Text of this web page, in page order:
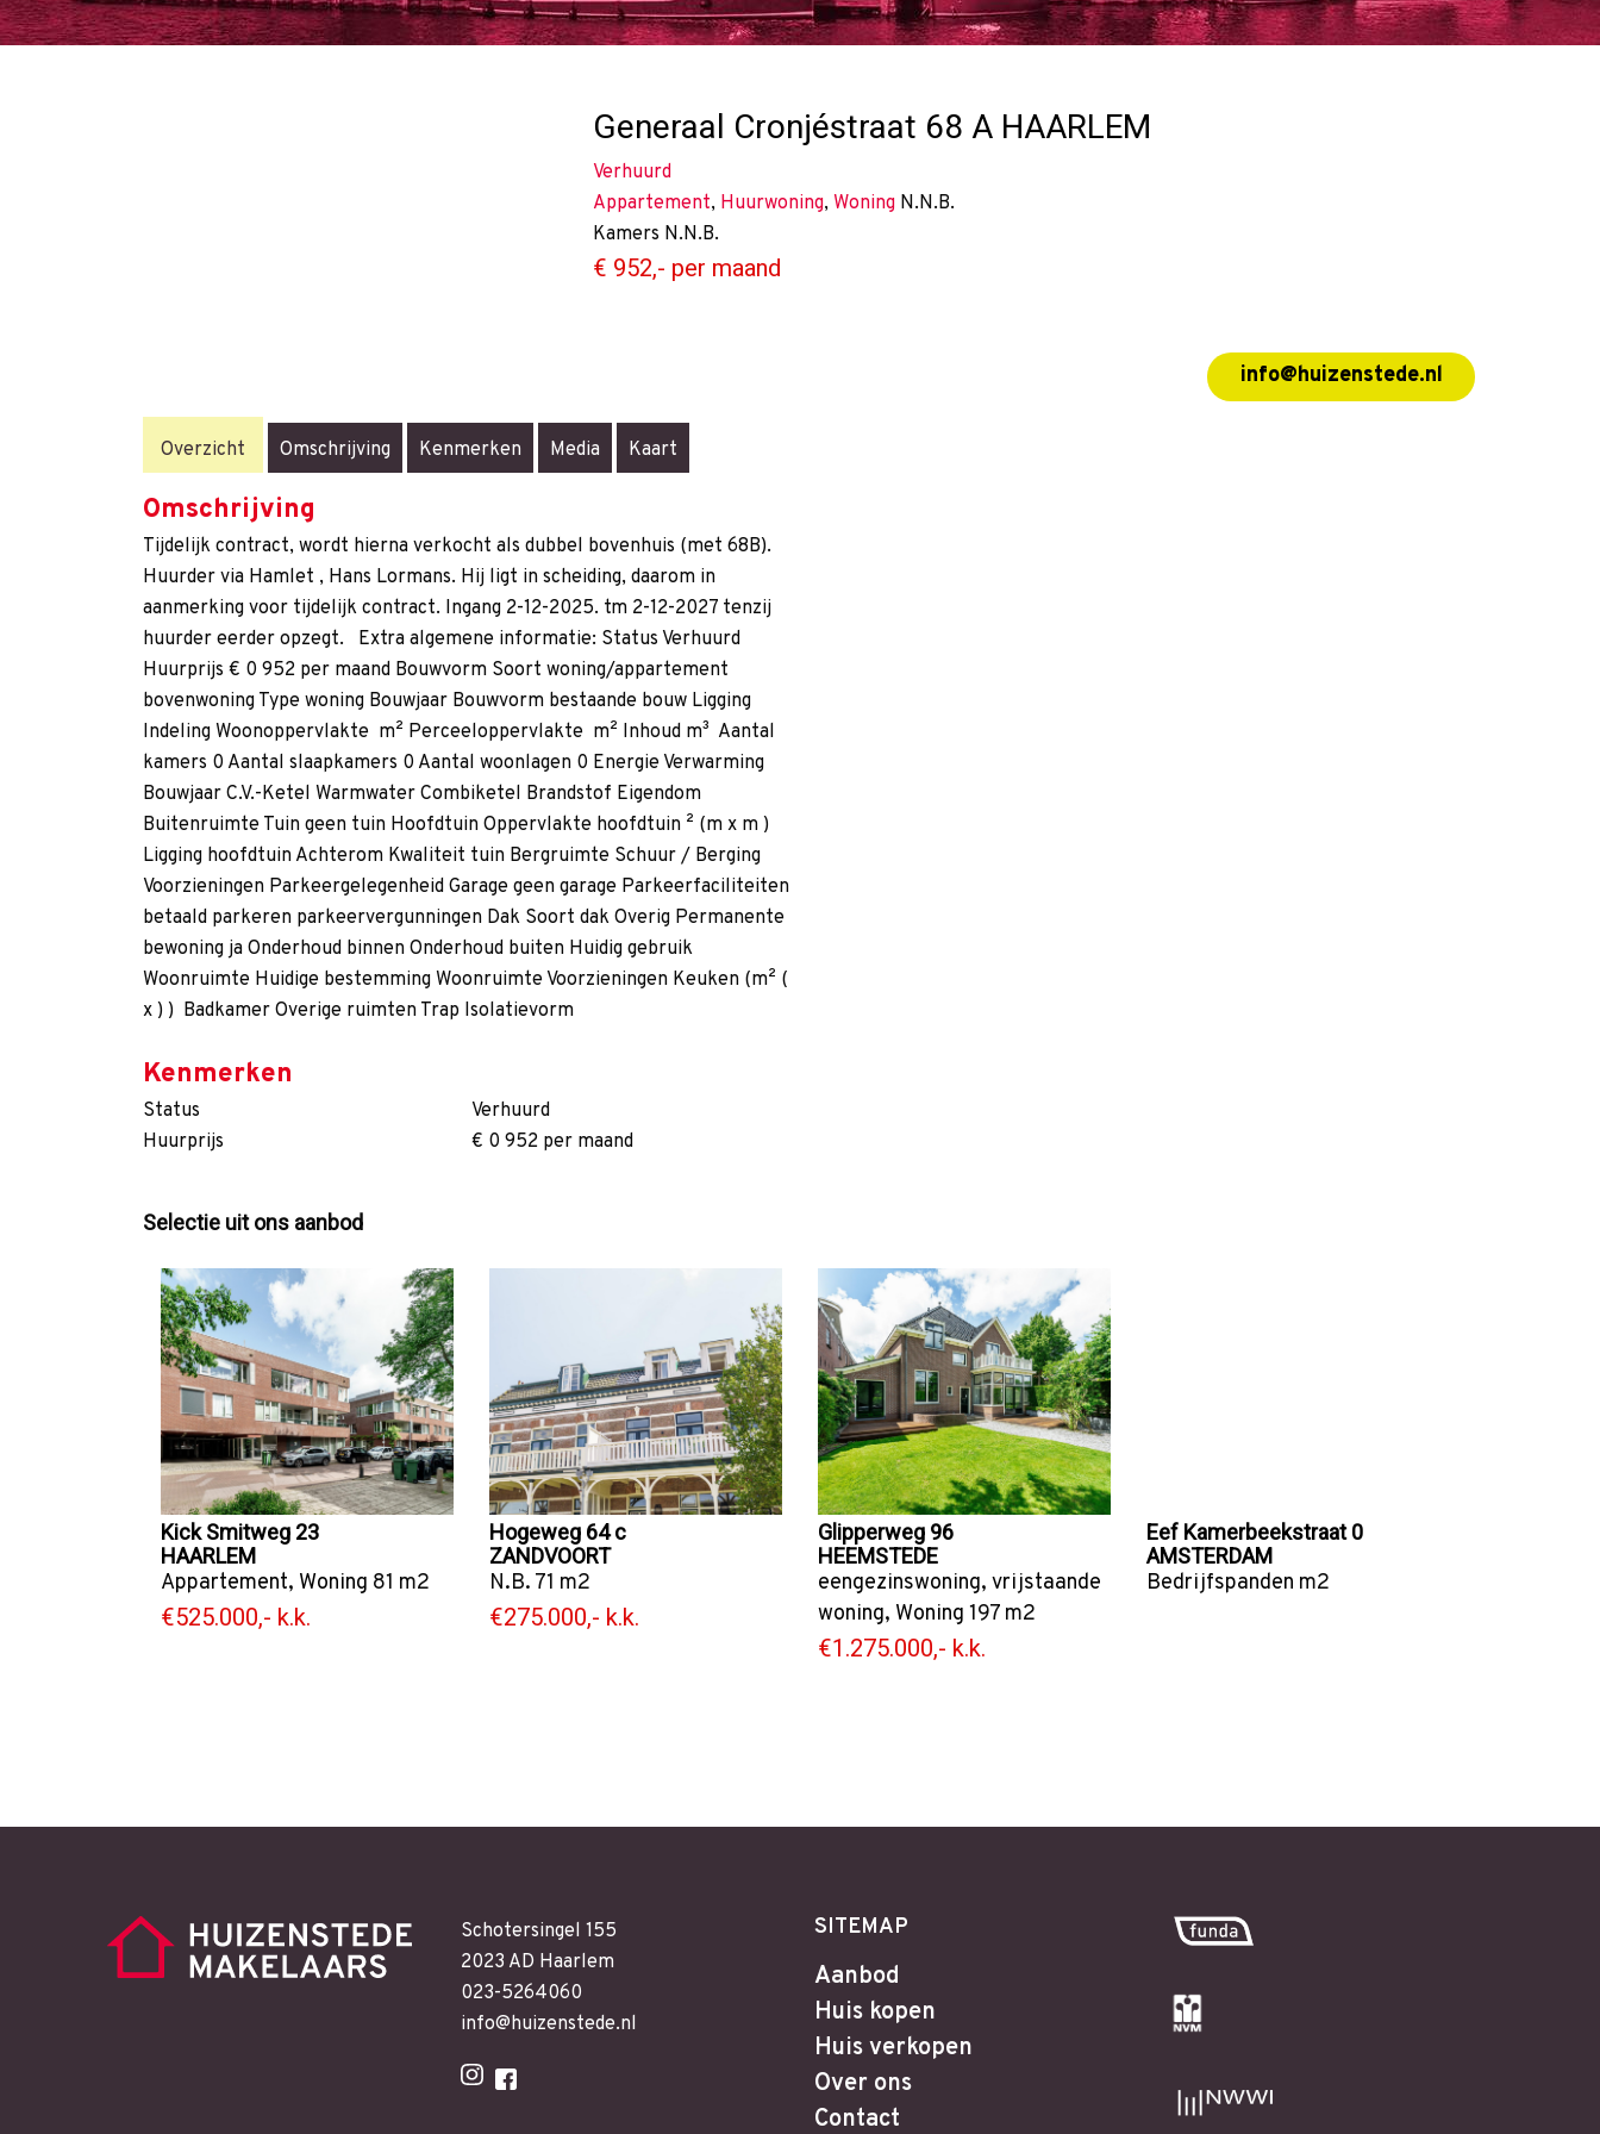
Generaal Cronjéstraat 68 A HAARLEM
Verhuurd
Appartement, Huurwoning, Woning N.N.B.
Kamers N.N.B.
€ 952,- per maand
info@huizenstede.nl
Overzicht Omschrijving Kenmerken Media Kaart
Omschrijving
Tijdelijk contract, wordt hierna verkocht als dubbel bovenhuis (met 68B).
Huurder via Hamlet , Hans Lormans. Hij ligt in scheiding, daarom in
aanmerking voor tijdelijk contract. Ingang 2-12-2025. tm 2-12-2027 tenzij
huurder eerder opzegt. Extra algemene informatie: Status Verhuurd
Huurprijs € 0 952 per maand Bouwvorm Soort woning/appartement
bovenwoning Type woning Bouwjaar Bouwvorm bestaande bouw Ligging
Indeling Woonoppervlakte m² Perceeloppervlakte m² Inhoud m³ Aantal
kamers 0 Aantal slaapkamers 0 Aantal woonlagen 0 Energie Verwarming
Bouwjaar C.V.-Ketel Warmwater Combiketel Brandstof Eigendom
Buitenruimte Tuin geen tuin Hoofdtuin Oppervlakte hoofdtuin ² (m x m )
Ligging hoofdtuin Achterom Kwaliteit tuin Bergruimte Schuur / Berging
Voorzieningen Parkeergelegenheid Garage geen garage Parkeerfaciliteiten
betaald parkeren parkeervergunningen Dak Soort dak Overig Permanente
bewoning ja Onderhoud binnen Onderhoud buiten Huidig gebruik
Woonruimte Huidige bestemming Woonruimte Voorzieningen Keuken (m² (
x ) ) Badkamer Overige ruimten Trap Isolatievorm
Kenmerken
Status
Verhuurd
Huurprijs
€ 0 952 per maand
Selectie uit ons aanbod
Kick Smitweg 23
HAARLEM
Appartement, Woning 81 m2
€525.000,- k.k.
Hogeweg 64 c
ZANDVOORT
N.B. 71 m2
€275.000,- k.k.
Glipperweg 96
HEEMSTEDE
eengezinswoning, vrijstaande
woning, Woning 197 m2
€1.275.000,- k.k.
Eef Kamerbeekstraat 0
AMSTERDAM
Bedrijfspanden m2
Schotersingel 155
2023 AD Haarlem
023-5264060
info@huizenstede.nl
SITEMAP
Aanbod
Huis kopen
Huis verkopen
Over ons
Contact